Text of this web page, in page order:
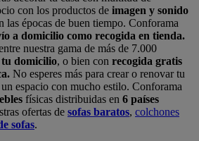
con los productos de imagen y sonido
las épocas de buen tiempo. Conforama
a domicilio como recogida en tienda.
nuestra gama de más de 7.000
domicilio, o bien con recogida gratis
No esperes más para crear o renovar tu
espacio con mucho estilo. Conforama
físicas distribuidas en 6 países
ofertas de sofas baratos, colchones
sofas.